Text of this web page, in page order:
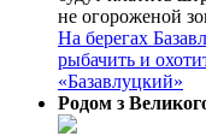
не огороженой
На берегах
рыбачить и
«Базавлуцкий»
Родом з